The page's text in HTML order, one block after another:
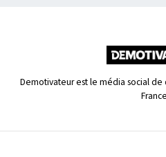
Demotivateur est le média social